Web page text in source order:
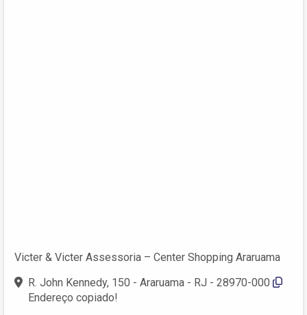
Victer & Victer Assessoria – Center Shopping Araruama
R. John Kennedy, 150 - Araruama - RJ - 28970-000
Endereço copiado!